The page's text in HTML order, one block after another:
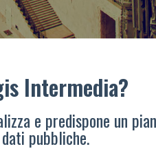
Intermedia?
e predispone un
pubbliche.